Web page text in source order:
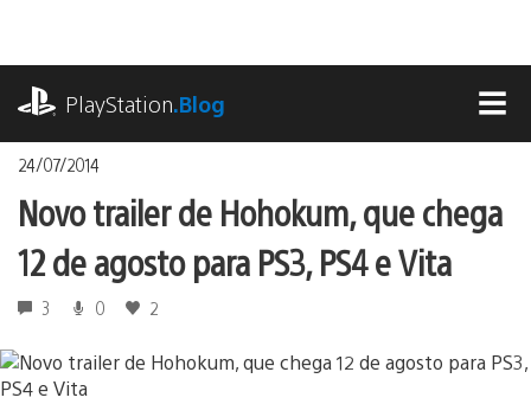
o
conteúdoPlayStation.Blog
24/07/2014
Novo trailer de Hohokum, que chega
12 de agosto para PS3, PS4 e Vita
3 0 2